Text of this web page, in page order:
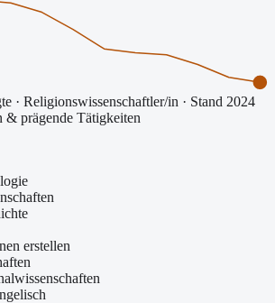
· Religionswissenschaftler/in · Stand 2024
& prägende Tätigkeiten
erstellen